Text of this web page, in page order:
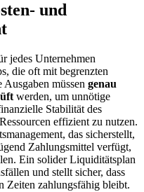
und
jedes Unternehmen
die oft mit begrenzten
müssen genau
werden, um unnötige
Stabilität des
effizient zu nutzen.
das sicherstellt,
Zahlungsmittel verfügt,
Ein solider Liquiditätsplan
und stellt sicher, dass
Zeiten zahlungsfähig bleibt.